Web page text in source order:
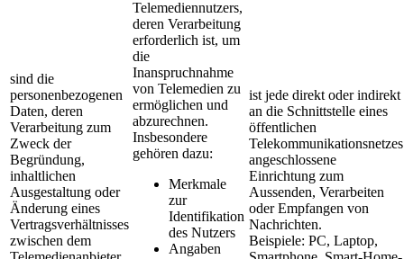
sind die
personenbezogenen
Daten, deren
Verarbeitung zum
Zweck der
Begründung,
inhaltlichen
Ausgestaltung oder
Änderung eines
Vertragsverhältnisses
zwischen dem
Telemediennutzers,
deren Verarbeitung
erforderlich ist, um
die
Inanspruchnahme
von Telemedien zu
ermöglichen und
abzurechnen.
Insbesondere
gehören dazu:
Merkmale
zur
Identifikation
des Nutzers
Angaben
ist jede direkt oder indirekt
an die Schnittstelle eines
öffentlichen
Telekommunikationsnetzes
angeschlossene
Einrichtung zum
Aussenden, Verarbeiten
oder Empfangen von
Nachrichten.
Beispiele: PC, Laptop,